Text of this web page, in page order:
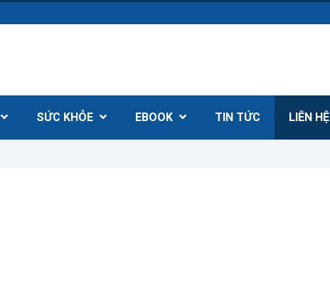
SỨC KHỎE EBOOK TIN TỨC LIÊN HỆ